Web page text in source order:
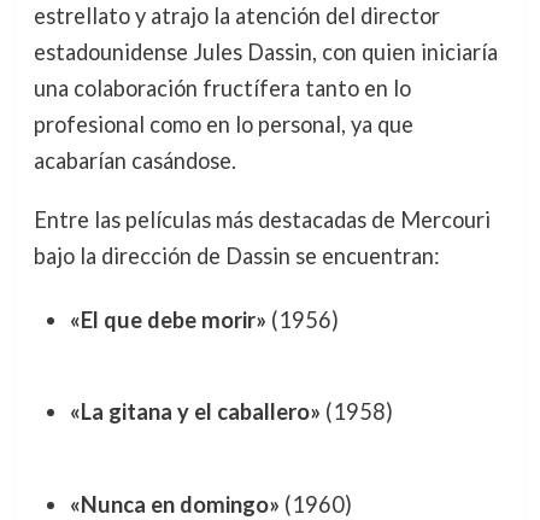
estrellato y atrajo la atención del director
estadounidense Jules Dassin, con quien iniciaría
una colaboración fructífera tanto en lo
profesional como en lo personal, ya que
acabarían casándose.
Entre las películas más destacadas de Mercouri
bajo la dirección de Dassin se encuentran:
«El que debe morir» (1956)
«La gitana y el caballero» (1958)
«Nunca en domingo» (1960)